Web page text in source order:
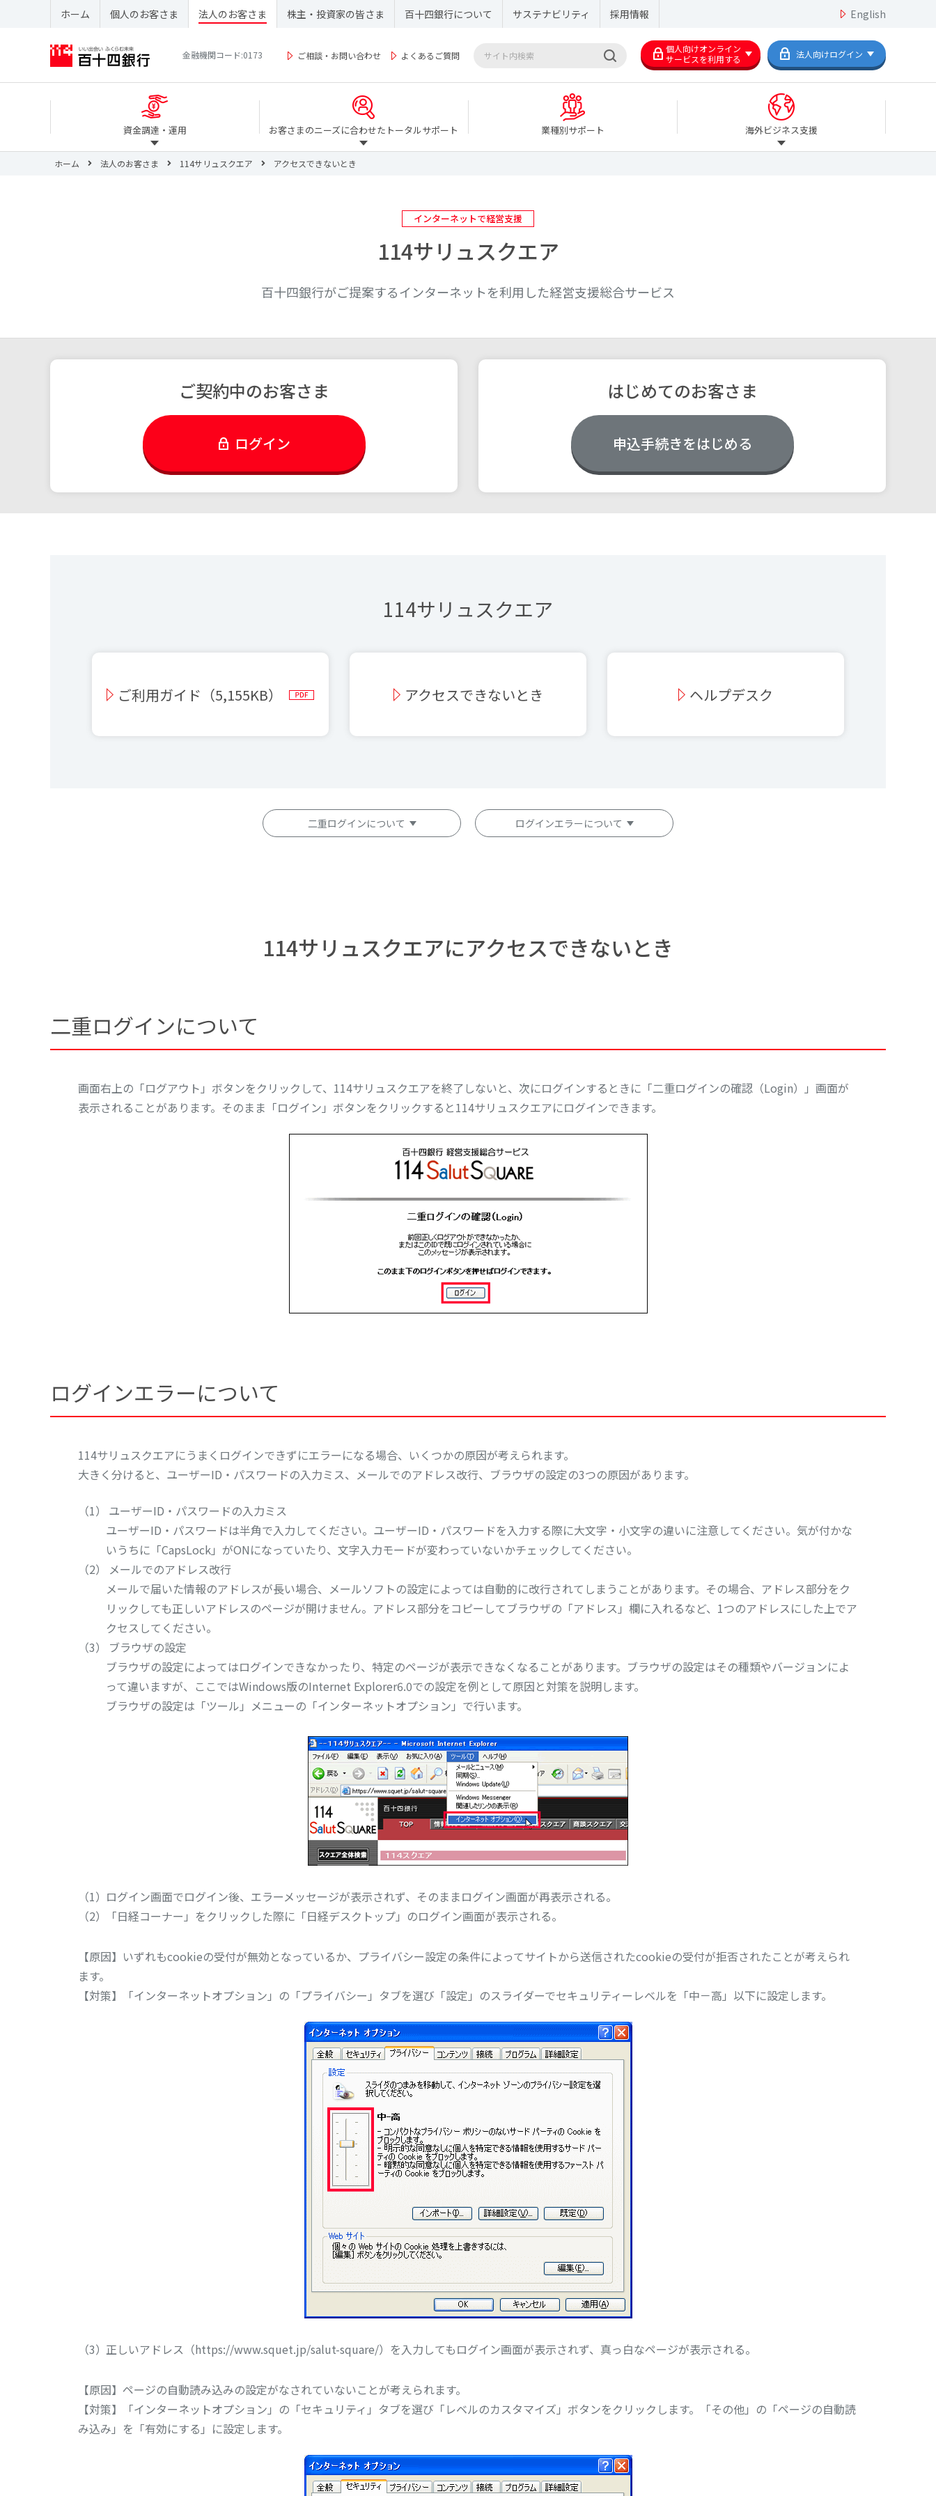
ホーム 個人のお客さま 法人のお客さま 株主・投資家の皆さま 百十四銀行について サステナビリティ 採用情報 English
金融機関コード:0173 ご相談・お問い合わせ よくあるご質問
個人向けオンライン
サービスを利用する
法人向けログイン
資金調達・運用 お客さまのニーズに合わせたトータルサポート 業種別サポート 海外ビジネス支援
ホーム 法人のお客さま 114サリュスクエア アクセスできないとき
インターネットで経営支援
114サリュスクエア
百十四銀行がご提案するインターネットを利用した経営支援総合サービス
ご契約中のお客さま
ログイン
はじめてのお客さま
申込手続きをはじめる
114サリュスクエア
ご利用ガイド（5,155KB） アクセスできないとき ヘルプデスク
二重ログインについて ログインエラーについて
114サリュスクエアにアクセスできないとき
二重ログインについて
画面右上の「ログアウト」ボタンをクリックして、114サリュスクエアを終了しないと、次にログインするときに「二重ログインの確認（Login）」画面が
表示されることがあります。そのまま「ログイン」ボタンをクリックすると114サリュスクエアにログインできます。
ログインエラーについて
114サリュスクエアにうまくログインできずにエラーになる場合、いくつかの原因が考えられます。
大きく分けると、ユーザーID・パスワードの入力ミス、メールでのアドレス改行、ブラウザの設定の3つの原因があります。
ユーザーID・パスワードの入力ミス
ユーザーID・パスワードは半角で入力してください。ユーザーID・パスワードを入力する際に大文字・小文字の違いに注意してください。気が付かな
いうちに「CapsLock」がONになっていたり、文字入力モードが変わっていないかチェックしてください。
メールでのアドレス改行
メールで届いた情報のアドレスが長い場合、メールソフトの設定によっては自動的に改行されてしまうことがあります。その場合、アドレス部分をク
リックしても正しいアドレスのページが開けません。アドレス部分をコピーしてブラウザの「アドレス」欄に入れるなど、1つのアドレスにした上でア
クセスしてください。
ブラウザの設定
ブラウザの設定によってはログインできなかったり、特定のページが表示できなくなることがあります。ブラウザの設定はその種類やバージョンによ
って違いますが、ここではWindows版のInternet Explorer6.0での設定を例として原因と対策を説明します。
ブラウザの設定は「ツール」メニューの「インターネットオプション」で行います。
ログイン画面でログイン後、エラーメッセージが表示されず、そのままログイン画面が再表示される。
「日経コーナー」をクリックした際に「日経デスクトップ」のログイン画面が表示される。
【原因】いずれもcookieの受付が無効となっているか、プライバシー設定の条件によってサイトから送信されたcookieの受付が拒否されたことが考えられ
ます。
【対策】「インターネットオプション」の「プライバシー」タブを選び「設定」のスライダーでセキュリティーレベルを「中－高」以下に設定します。
正しいアドレス（https://www.squet.jp/salut-square/）を入力してもログイン画面が表示されず、真っ白なページが表示される。
【原因】ページの自動読み込みの設定がなされていないことが考えられます。
【対策】「インターネットオプション」の「セキュリティ」タブを選び「レベルのカスタマイズ」ボタンをクリックします。「その他」の「ページの自動読
み込み」を「有効にする」に設定します。